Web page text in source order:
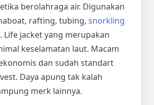
berolahraga air. Digunakan
rafting, tubing, snorkling
Life jacket yang merupakan
keselamatan laut. Macam
dan sudah standart
Daya apung tak kalah
merk lainnya.